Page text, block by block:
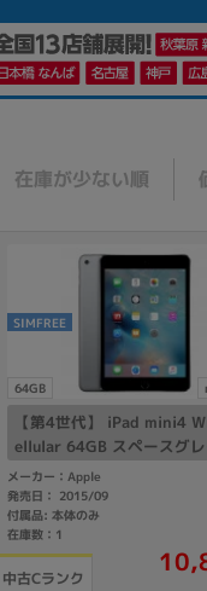
在庫が少ない順
64GB
SIMFREE
【第4世代】 iPad mini4
ellular 64GB スペースグ
722J/A A1550 【国内版
ー】
メーカー：Apple
発売日： 2015/09
付属品: 本体のみ
在庫数：1
中古Cランク
商品ジャンルの絞り込み
デスクPC
メーカー
製造、販売メーカーの絞り込み